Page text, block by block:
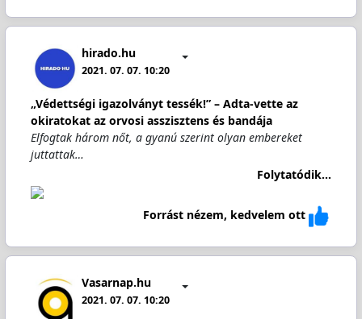
hirado.hu
2021. 07. 07. 10:20
„Védettségi igazolványt tessék!” – Adta-vette az
okiratokat az orvosi asszisztens és bandája
Elfogtak három nőt, a gyanú szerint olyan embereket
juttattak…
Folytatódik...
Forrást nézem, kedvelem ott
Vasarnap.hu
2021. 07. 07. 10:20